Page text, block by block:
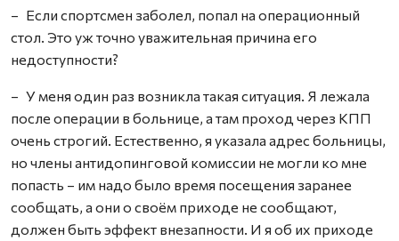
– Если спортсмен заболел, попал на операционный
стол. Это уж точно уважительная причина его
недоступности?
– У меня один раз возникла такая ситуация. Я лежала
после операции в больнице, а там проход через КПП
очень строгий. Естественно, я указала адрес больницы,
но члены антидопинговой комиссии не могли ко мне
попасть – им надо было время посещения заранее
сообщать, а они о своём приходе не сообщают,
должен быть эффект внезапности. И я об их приходе